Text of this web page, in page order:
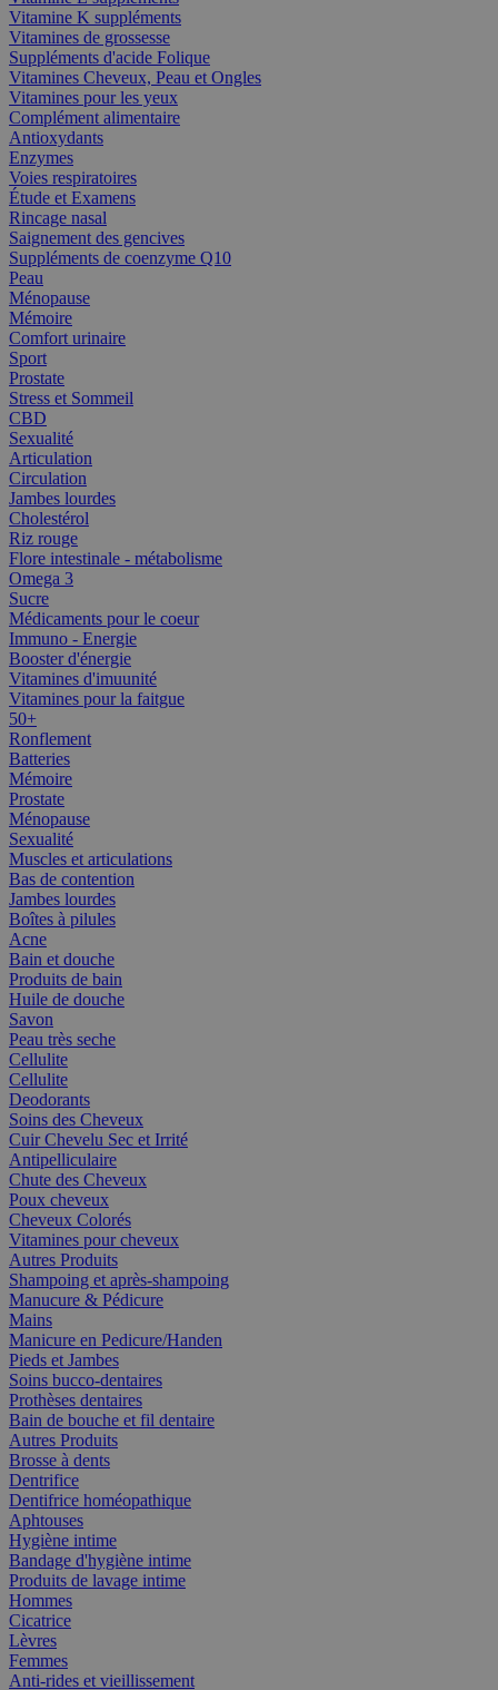
Vitamine K suppléments
Vitamines de grossesse
Suppléments d'acide Folique
Vitamines Cheveux, Peau et Ongles
Vitamines pour les yeux
Complément alimentaire
Antioxydants
Enzymes
Voies respiratoires
Étude et Examens
Rincage nasal
Saignement des gencives
Suppléments de coenzyme Q10
Peau
Ménopause
Mémoire
Comfort urinaire
Sport
Prostate
Stress et Sommeil
CBD
Sexualité
Articulation
Circulation
Jambes lourdes
Cholestérol
Riz rouge
Flore intestinale - métabolisme
Omega 3
Sucre
Médicaments pour le coeur
Immuno - Energie
Booster d'énergie
Vitamines d'imuunité
Vitamines pour la faitgue
50+
Ronflement
Batteries
Mémoire
Prostate
Ménopause
Sexualité
Muscles et articulations
Bas de contention
Jambes lourdes
Boîtes à pilules
Acne
Bain et douche
Produits de bain
Huile de douche
Savon
Peau très seche
Cellulite
Cellulite
Deodorants
Soins des Cheveux
Cuir Chevelu Sec et Irrité
Antipelliculaire
Chute des Cheveux
Poux cheveux
Cheveux Colorés
Vitamines pour cheveux
Autres Produits
Shampoing et après-shampoing
Manucure & Pédicure
Mains
Manicure en Pedicure/Handen
Pieds et Jambes
Soins bucco-dentaires
Prothèses dentaires
Bain de bouche et fil dentaire
Autres Produits
Brosse à dents
Dentrifice
Dentifrice homéopathique
Aphtouses
Hygiène intime
Bandage d'hygiène intime
Produits de lavage intime
Hommes
Cicatrice
Lèvres
Femmes
Anti-rides et vieillissement